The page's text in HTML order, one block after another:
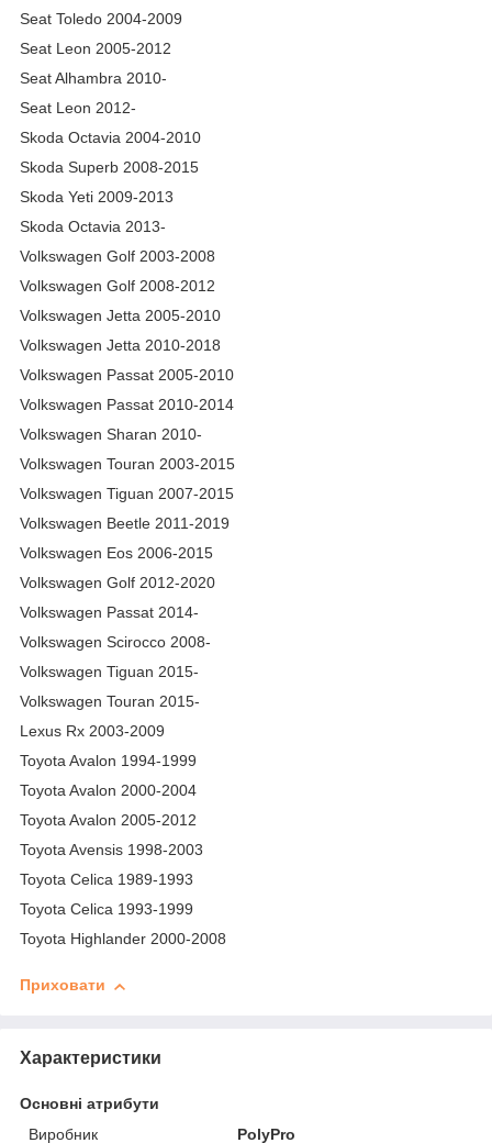
Seat Toledo 2004-2009
Seat Leon 2005-2012
Seat Alhambra 2010-
Seat Leon 2012-
Skoda Octavia 2004-2010
Skoda Superb 2008-2015
Skoda Yeti 2009-2013
Skoda Octavia 2013-
Volkswagen Golf 2003-2008
Volkswagen Golf 2008-2012
Volkswagen Jetta 2005-2010
Volkswagen Jetta 2010-2018
Volkswagen Passat 2005-2010
Volkswagen Passat 2010-2014
Volkswagen Sharan 2010-
Volkswagen Touran 2003-2015
Volkswagen Tiguan 2007-2015
Volkswagen Beetle 2011-2019
Volkswagen Eos 2006-2015
Volkswagen Golf 2012-2020
Volkswagen Passat 2014-
Volkswagen Scirocco 2008-
Volkswagen Tiguan 2015-
Volkswagen Touran 2015-
Lexus Rx 2003-2009
Toyota Avalon 1994-1999
Toyota Avalon 2000-2004
Toyota Avalon 2005-2012
Toyota Avensis 1998-2003
Toyota Celica 1989-1993
Toyota Celica 1993-1999
Toyota Highlander 2000-2008
Приховати
Характеристики
Основні атрибути
Виробник
PolyPro